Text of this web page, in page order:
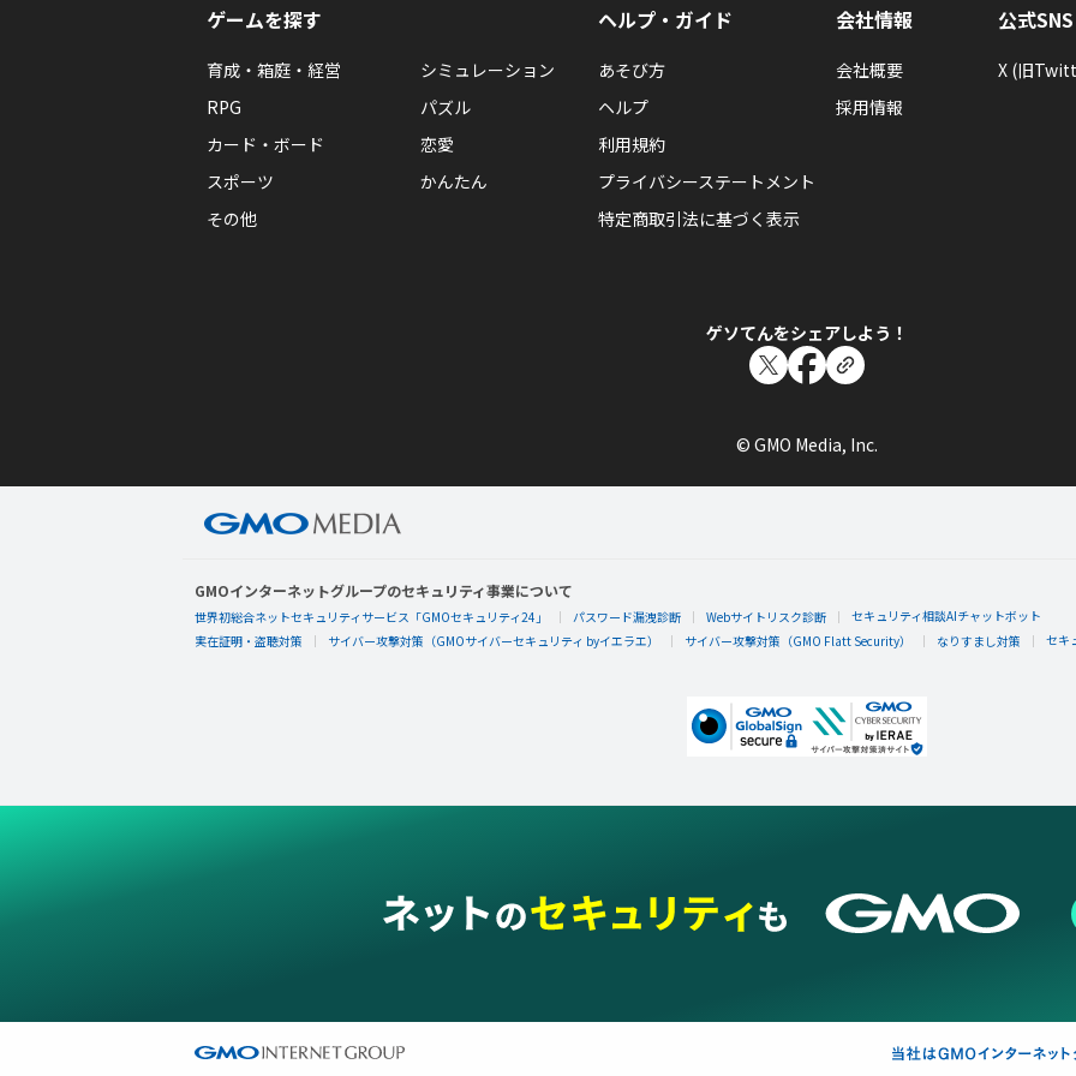
ゲームを探す
育成・箱庭・経営
シミュレーション
RPG
パズル
カード・ボード
恋愛
スポーツ
かんたん
その他
ヘルプ・ガイド
あそび方
ヘルプ
利用規約
プライバシーステートメント
特定商取引法に基づく表示
会社情報
会社概要
採用情報
公式SNS
X (旧
ゲソてんをシェアしよう！
© GMO Media, Inc.
GMOインターネットグループのセキュリティ事業について
世界初総合ネットセキュリティサービス「GMOセキュリティ24」 パスワード漏洩診断 Webサイトリスク診断
セキュリティ相談AIチャットボット
実在証明・盗聴対策
サイバー攻撃対策（GMOサイバーセキュリティ byイエラエ） サイバー攻撃対策（GMO Flatt Security） なりすまし対策 セキ